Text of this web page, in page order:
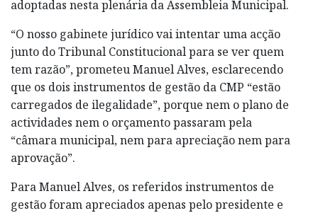
adoptadas nesta plenária da Assembleia Municipal.
“O nosso gabinete jurídico vai intentar uma acção
junto do Tribunal Constitucional para se ver quem
tem razão”, prometeu Manuel Alves, esclarecendo
que os dois instrumentos de gestão da CMP “estão
carregados de ilegalidade”, porque nem o plano de
actividades nem o orçamento passaram pela
“câmara municipal, nem para apreciação nem para
aprovação”.
Para Manuel Alves, os referidos instrumentos de
gestão foram apreciados apenas pelo presidente e